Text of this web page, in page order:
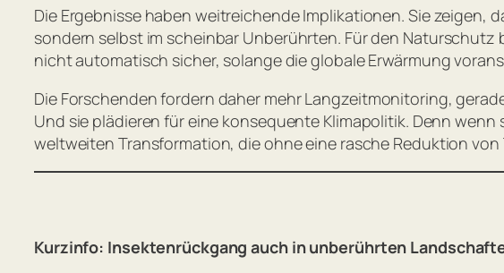
Die Ergebnisse haben weitreichende Implikationen. Sie
sondern selbst im scheinbar Unberührten. Für den
nicht automatisch sicher, solange die globale Erwärmung
Die Forschenden fordern daher mehr Langzeitmonitoring,
Und sie plädieren für eine konsequente Klimapolitik. Denn
weltweiten Transformation, die ohne eine rasche Reduktion
Kurzinfo: Insektenrückgang auch in unberührten